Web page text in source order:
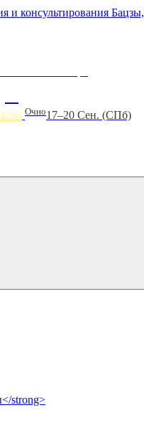
и консультирования
вас Очно17–20 Сен. (СПб)